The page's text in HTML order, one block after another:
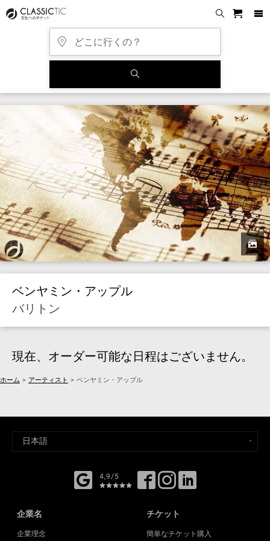
ベンヤミン・アップル
バリトン
現在、オーダー可能な日程はございません。
ホーム > アーティスト > ベンヤミン・アップル
4,9/5
企業名
企業理念
チケット
簡単なチケット購入